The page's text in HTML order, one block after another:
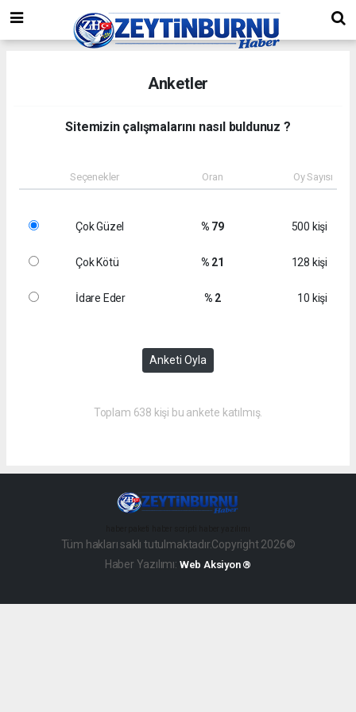
Anketler
Sitemizin çalışmalarını nasıl buldunuz ?
Seçenekler Oran Oy Sayısı
Çok Güzel % 79 500 kişi
Çok Kötü % 21 128 kişi
İdare Eder % 2 10 kişi
Anketi Oyla
Toplam 638 kişi bu ankete katılmış.
Tüm hakları saklı tutulmaktadır.Copyright 2026©
Haber Yazılımı: Web Aksiyon ®